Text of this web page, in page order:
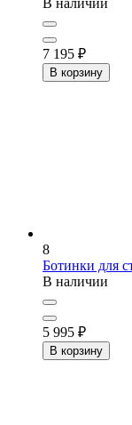
7 195 ₽
В корзину
8
Ботинки для
В наличии
5 995 ₽
В корзину